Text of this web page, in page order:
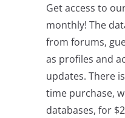
Get access to
monthly! The
from forums,
as profiles and
updates. There
time purchase,
databases, for